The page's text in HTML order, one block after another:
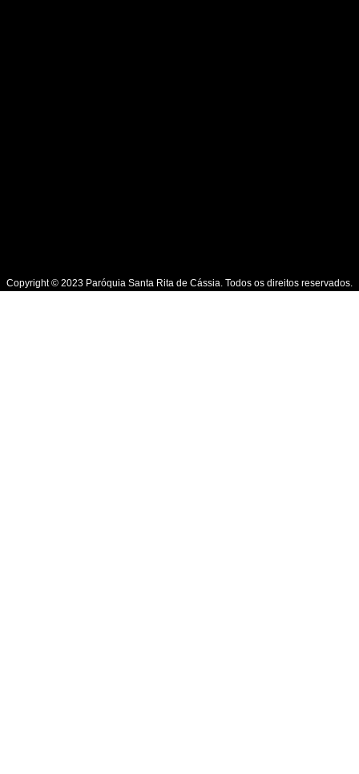
Copyright © 2023 Paróquia Santa Rita de Cássia. Todos os direitos reservados.